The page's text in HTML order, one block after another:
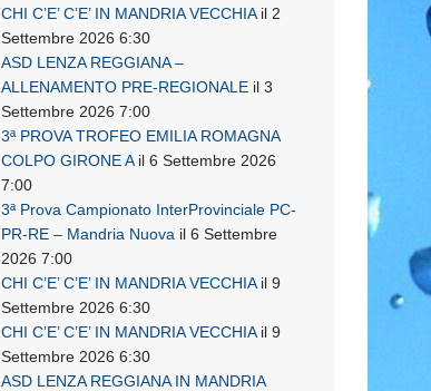
CHI C’E’ C’E’ IN MANDRIA VECCHIAil 2
Settembre 2026 6:30
ASD LENZA REGGIANA –
ALLENAMENTO PRE-REGIONALE il 3
Settembre 2026 7:00
3ª PROVA TROFEO EMILIA ROMAGNA
COLPO GIRONE Ail 6 Settembre 2026
7:00
3ª Prova Campionato InterProvinciale PC-
PR-RE – Mandria Nuova il 6 Settembre
2026 7:00
CHI C’E’ C’E’ IN MANDRIA VECCHIAil 9
Settembre 2026 6:30
CHI C’E’ C’E’ IN MANDRIA VECCHIAil 9
Settembre 2026 6:30
ASD LENZA REGGIANA IN MANDRIA